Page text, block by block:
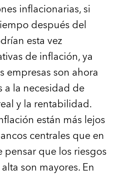
inflacionarias, si
después del
esta vez
de inflación, ya
empresas son ahora
a la necesidad de
y la rentabilidad.
están más lejos
centrales que en
pensar que los riesgos
son mayores. En